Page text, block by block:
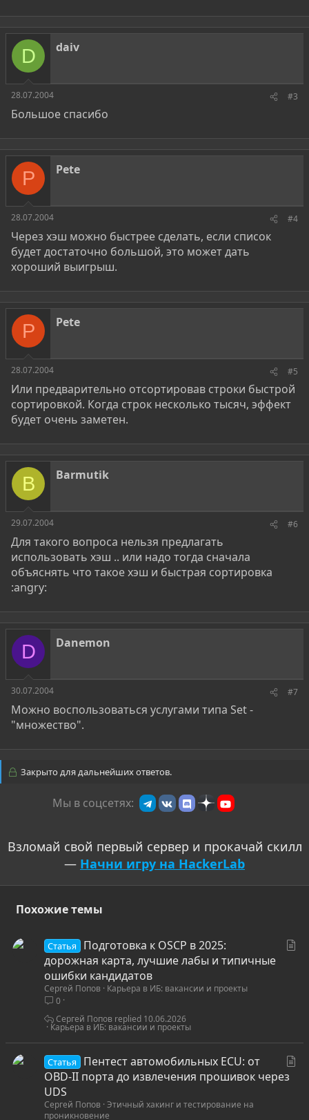
D daiv
28.07.2004 #3
Большое спасибо
P Pete
28.07.2004 #4
Через хэш можно быстрее сделать, если список
будет достаточно большой, это может дать
хороший выигрыш.
P Pete
28.07.2004 #5
Или предварительно отсортировав строки быстрой
сортировкой. Когда строк несколько тысяч, эффект
будет очень заметен.
B Barmutik
29.07.2004 #6
Для такого вопроса нельзя предлагать
использовать хэш .. или надо тогда сначала
объяснять что такое хэш и быстрая сортировка
:angry:
D Danemon
30.07.2004 #7
Можно воспользоваться услугами типа Set -
"множество".
Закрыто для дальнейших ответов.
Мы в соцсетях:
Взломай свой первый сервер и прокачай скилл
— Начни игру на HackerLab
Похожие темы
Статья
Подготовка к OSCP в 2025:
дорожная карта, лучшие лабы и типичные
ошибки кандидатов
Сергей Попов Карьера в ИБ: вакансии и проекты
0
Карьера в ИБ: вакансии и проекты
10.06.2026
Сергей Попов
Статья
Пентест автомобильных ECU: от
OBD-II порта до извлечения прошивок через
UDS
Сергей Попов Этичный хакинг и тестирование на
проникновение